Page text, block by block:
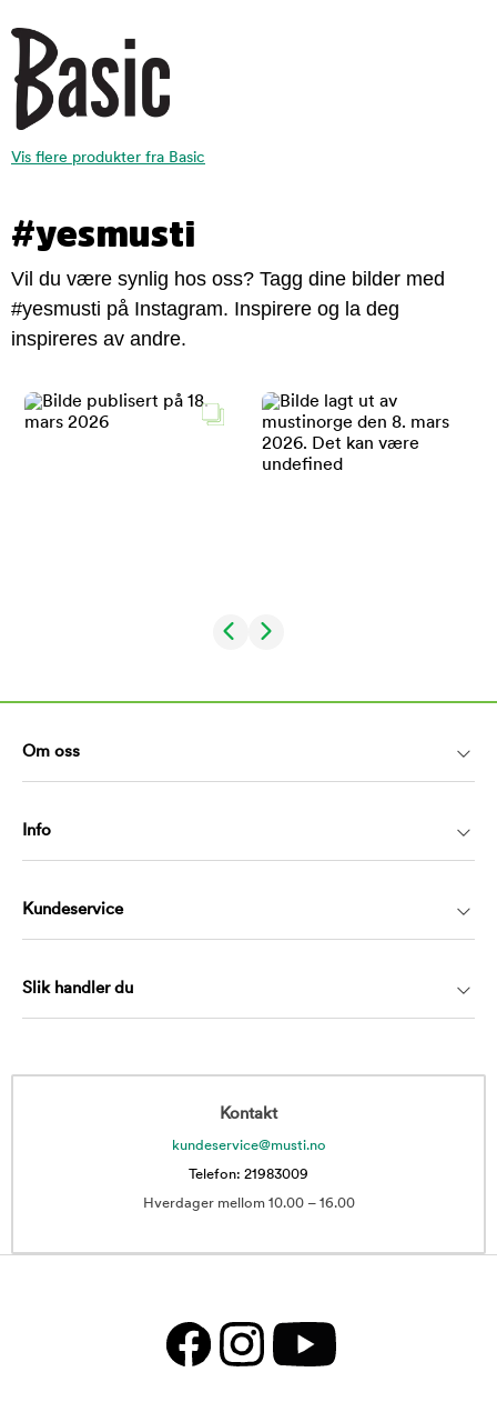
Vis flere produkter fra Basic
#yesmusti
Vil du være synlig hos oss? Tagg dine bilder med
#yesmusti på Instagram. Inspirere og la deg
inspireres av andre.
Om oss
Info
Kundeservice
Slik handler du
Kontakt
kundeservice@musti.no
Telefon: 21983009
Hverdager mellom 10.00 – 16.00